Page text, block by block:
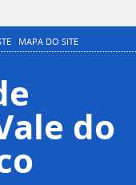
Participe
Canais
MAPA DO SITE
do